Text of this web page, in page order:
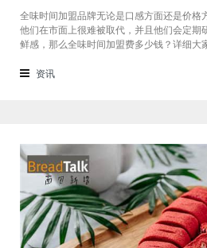
全味时间加盟品牌无论是口感方面还是价格
他们在市面上很难被取代，并且他们会定期
鲜感，那么全味时间加盟费多少钱？详细大
店，在这里就不说名字了。虽然开头说得很
资讯